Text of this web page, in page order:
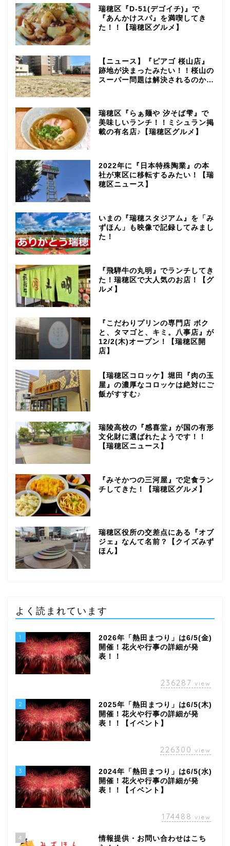
瑞穂区『D-51(デゴイチ)』で
『あんかけスパ』を満喫してき
た！！【瑞穂区グルメ】
【ニュース】『ピアゴ 桜山店』
跡地が決まったみたい！！桜山の
スーパー問題は解決されるのか…
瑞穂区『らぁ麺や 汐そば雫』で
美味しいランチ！！ミシュラン掲
載の有名店♪【瑞穂区グルメ】
2022年に『日本特殊陶業』の本
社が東区に移転するみたい！【瑞
穂区ニュース】
いまの『瑞穂スタジアム』を「み
ずほん」も映像で記録してみまし
た！
『飛騨牛の丸明』でランチしてき
た！瑞穂区で大人気のお店！【グ
ルメ】
『こだわりプリンの専門店 ボク
と、タマゴと、キミ。八事店』が
12/2(木)オープン！【瑞穂区開
店】
【瑞穂区コロッケ】堀田『肉の玉
屋』の濃厚なコロッケは絶対にご
飯がすすむ♪
瑞陵高校の『感喜堂』が国の有形
文化財に選ばれたようです！！
【瑞穂区ニュース】
『みそかつの三河屋』で定食ラン
チしてきた！【瑞穂区グルメ】
瑞穂区役所の交差点にある『オブ
ジェ』なんて名前？【クイズみず
ほん】
よく読まれています
1
2026年「熱田まつり」は6/5(金)
開催！花火や行事の詳細が発
表！！
236287 view
2
2025年「熱田まつり」は6/5(木)
開催！花火や行事の詳細が発
表！！【イベント】
226300 view
3
2024年「熱田まつり」は6/5(水)
開催！花火や行事の詳細が発
表！！【イベント】
174488 view
4
情報提供・お問い合わせはこち